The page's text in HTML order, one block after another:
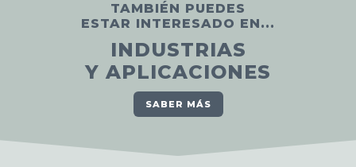
TAMBIÉN PUEDES
ESTAR INTERESADO EN...
INDUSTRIAS
Y APLICACIONES
SABER MÁS